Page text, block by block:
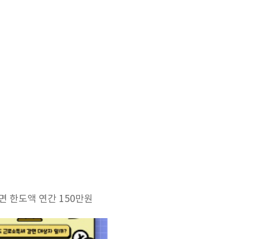
한도액 연간 150만원